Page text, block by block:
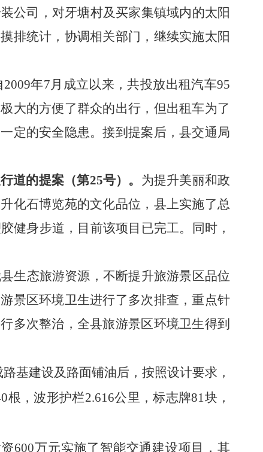
公司，对牙塘村及买家集镇域内的太阳
排统计，协调相关部门，继续实施太阳
2009年7月成立以来，共投放出租汽车95
大的方便了群众的出行，但出租车为了
定的安全隐患。接到提案后，县交通局
道的提案 （第25号）。 为提升美丽和政
化石博览苑的文化品位，县上实施了总
健身步道，目前该项目已完工。同时，
生态旅游资源，不断提升旅游景区品位
景区环境卫生进行了多次排查，重点针
多次整治 ，全县旅游景区环境卫生得到
基建设及路面铺油后，按照设计要求，
，波形护栏2.616公里，标志牌81块，
600万元实施了 智能交通建设项目，其